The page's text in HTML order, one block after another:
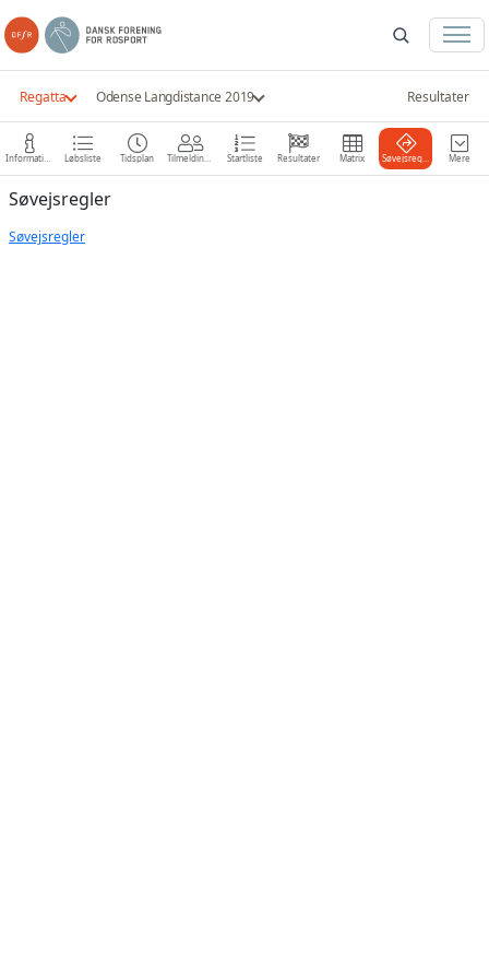
Regatta Odense Langdistance 2019 Resultater
Information Løbsliste Tidsplan Tilmeldinger Startliste Resultater Matrix Søvejsregler Mere
Søvejsregler
Søvejsregler